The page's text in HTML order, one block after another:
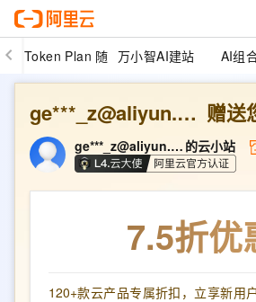
Token Plan 随 万小智AI建站 AI组
ge***_z@aliyun.com
ge***_z@aliyun.com 的云小站
7.5折优
120+款云产品专属折扣，立享新用